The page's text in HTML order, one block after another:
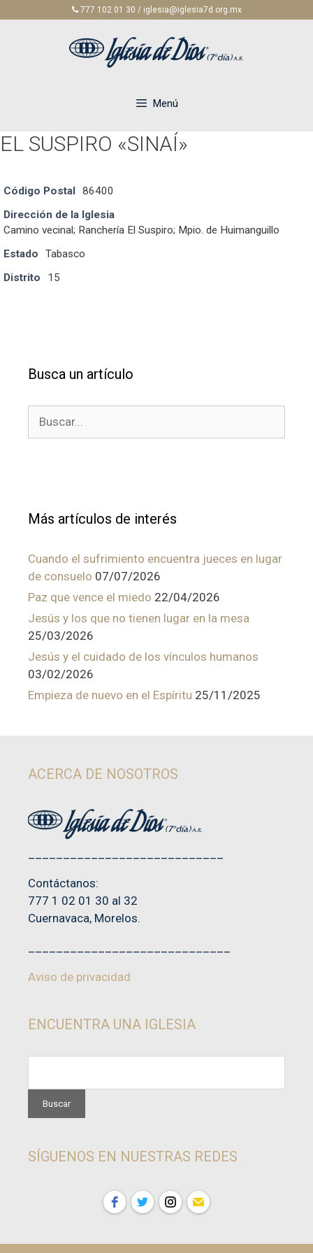
777 102 01 30 / iglesia@iglesia7d.org.mx
Menú
EL SUSPIRO «SINAÍ»
Código Postal 86400
Dirección de la Iglesia
Camino vecinal; Ranchería El Suspiro; Mpio. de Huimanguillo
Estado
Tabasco
Distrito
15
Busca un artículo
Más artículos de interés
Cuando el sufrimiento encuentra jueces en lugar
de consuelo 07/07/2026
Paz que vence el miedo 22/04/2026
Jesús y los que no tienen lugar en la mesa
25/03/2026
Jesús y el cuidado de los vínculos humanos
03/02/2026
Empieza de nuevo en el Espíritu 25/11/2025
ACERCA DE NOSOTROS
Contáctanos:
777 1 02 01 30 al 32
Cuernavaca, Morelos.
Aviso de privacidad
ENCUENTRA UNA IGLESIA
SÍGUENOS EN NUESTRAS REDES